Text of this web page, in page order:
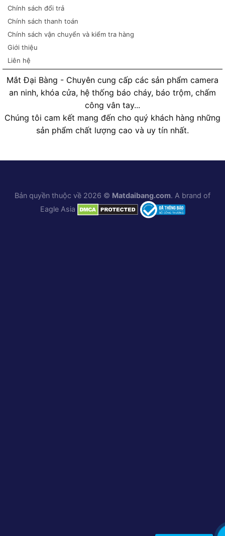
Chính sách đổi trả
Chính sách thanh toán
Chính sách vận chuyển và kiểm tra hàng
Giới thiệu
Liên hệ
Mắt Đại Bàng - Chuyên cung cấp các sản phẩm camera
an ninh, khóa cửa, hệ thống báo cháy, báo trộm, chấm
công vân tay...
Chúng tôi cam kết mang đến cho quý khách hàng những
sản phẩm chất lượng cao và uy tín nhất.
Bản quyền thuộc về 2026 © Matdaibang.com. A brand of
Eagle Asia